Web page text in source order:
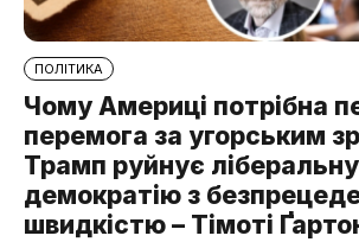
ПОЛІТИКА
Чому Америці потрібна
перемога за угорським
Трамп руйнує ліберальну
демократію з
швидкістю – Тімоті